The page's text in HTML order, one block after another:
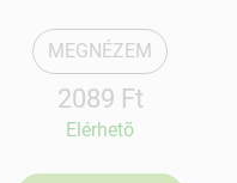
MEGNÉZEM
2089 Ft
Elérhetõ